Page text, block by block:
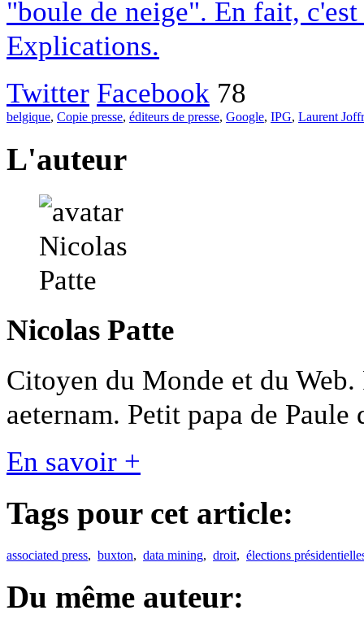
"boule de neige". En fait,
Explications.
Twitter Facebook 78
belgique, Copie presse, éditeurs de presse, Google, IPG, Laurent
L'auteur
Nicolas Patte
Citoyen du Monde et du
aeternam. Petit papa de Paule
En savoir +
Tags pour cet article:
associated press, buxton, data mining, droit, élections
Du même auteur: